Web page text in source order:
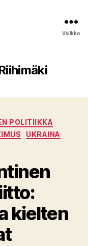
Valikko
POLITIIKKA
UKRAINA
kielten